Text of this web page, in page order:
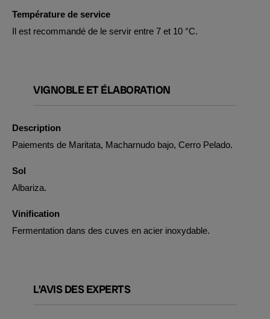
Température de service
Il est recommandé de le servir entre 7 et 10 °C.
VIGNOBLE ET ÉLABORATION
Description
Paiements de Maritata, Macharnudo bajo, Cerro Pelado.
Sol
Albariza.
Vinification
Fermentation dans des cuves en acier inoxydable.
L'AVIS DES EXPERTS